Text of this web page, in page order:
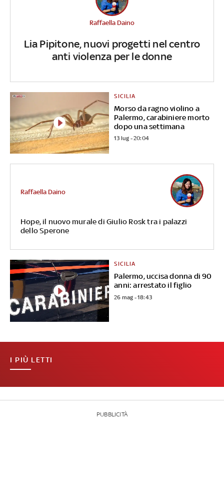
Lia Pipitone, nuovi progetti nel centro
anti violenza per le donne
Raffaella Daino
Morso da ragno violino a
Palermo, carabiniere morto
dopo una settimana
SICILIA
13 lug - 20:04
Hope, il nuovo murale di Giulio Rosk tra i palazzi
dello Sperone
Raffaella Daino
Palermo, uccisa donna di 90
anni: arrestato il figlio
SICILIA
26 mag - 18:43
I PIÙ LETTI
PUBBLICITÀ